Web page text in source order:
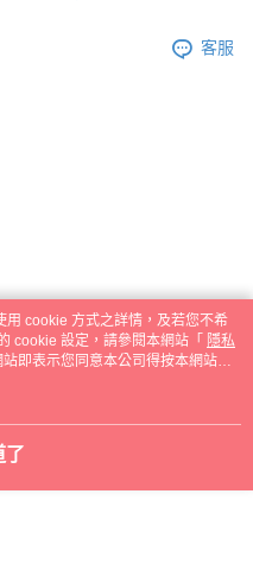
客服
cookie 方式之詳情，及若您不希
cookie 設定，請參閱本網站「 隱私
即表示您同意本公司得按本網站使
了